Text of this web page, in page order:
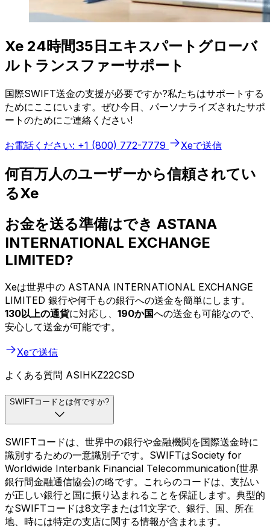
Xe 24時間35日エキスパートグローバ
ルトランスファーサポート
国際SWIFT送金の支援が必要ですか?私たちはサポートする
ためにここにいます。ぜひ今日、パーソナライズされたサポ
ートのためにご連絡ください!
お電話ください: +1 (800) 772-7779 Xeで送信
何百万人のユーザーから信頼されてい
るXe
お金を送る準備はでき ASTANA
INTERNATIONAL EXCHANGE
LIMITED?
Xeは世界中の ASTANA INTERNATIONAL EXCHANGE
LIMITED 銀行や何千もの銀行への送金を簡単にします。
130以上の通貨に対応し、 190か国への送金も可能なので、
安心して送金が可能です。
Xeで送信
よくある質問 ASIHKZ22CSD
SWIFTコードとは何ですか?
SWIFTコードは、世界中の銀行や金融機関を国際送金時に
識別するための一意識別子です。SWIFTはSociety for
Worldwide Interbank Financial Telecommunication(世界
銀行間金融通信協会)の略です。これらのコードは、支払い
が正しい銀行と国に振り込まれることを保証します。典型的
なSWIFTコードは8文字または11文字で、銀行、国、所在
地、時には特定の支店に関する情報が含まれます。